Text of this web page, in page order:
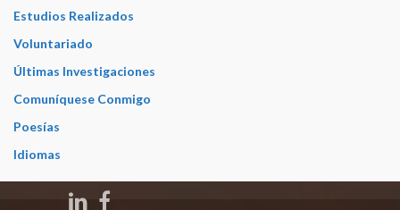
Estudios Realizados
Voluntariado
Últimas Investigaciones
Comuníquese Conmigo
Poesías
Idiomas